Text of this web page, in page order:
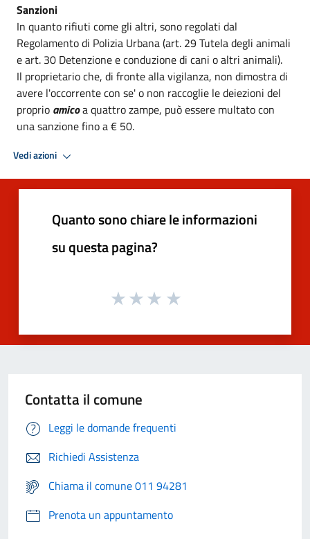
Sanzioni
In quanto rifiuti come gli altri, sono regolati dal
Regolamento di Polizia Urbana (art. 29 Tutela degli animali
e art. 30 Detenzione e conduzione di cani o altri animali).
Il proprietario che, di fronte alla vigilanza, non dimostra di
avere l'occorrente con se' o non raccoglie le deiezioni del
proprio amicoa quattro zampe, può essere multato con
una sanzione fino a € 50.
Vedi azioni
Quanto sono chiare le informazioni
su questa pagina?
Contatta il comune
Leggi le domande frequenti
Richiedi Assistenza
Chiama il comune 011 94281
Prenota un appuntamento